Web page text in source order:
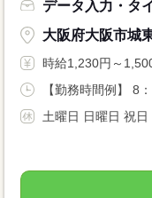
データ入力・タ
大阪府大阪市城
時給1,230円～
【勤務時間例】 8
土曜日 日曜日 祝日